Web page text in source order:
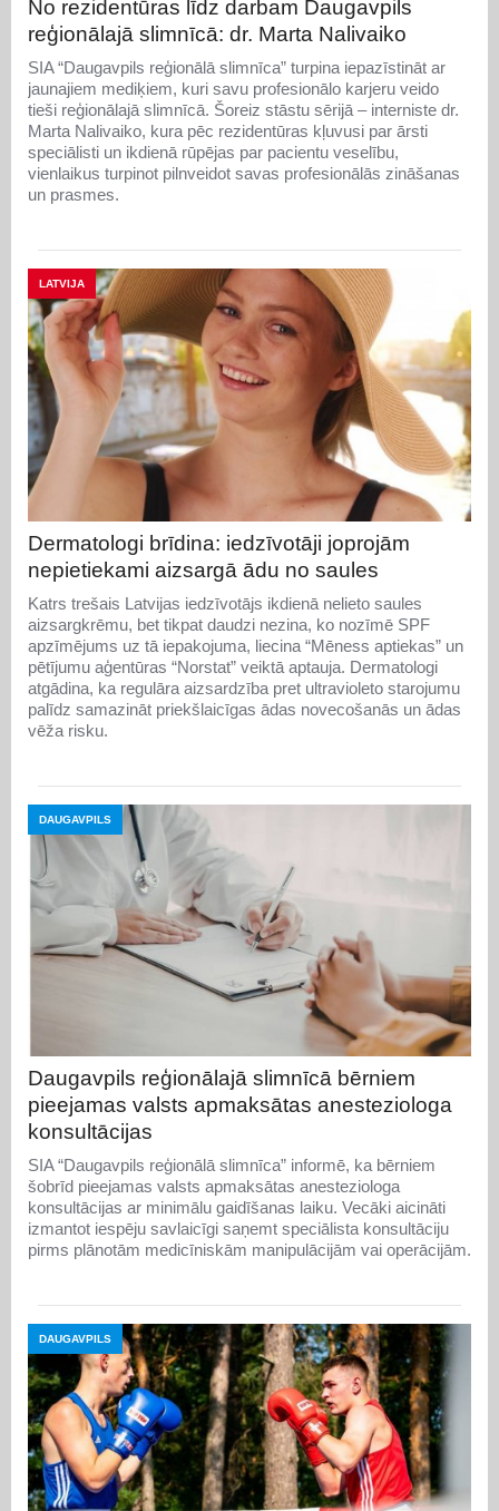
No rezidentūras līdz darbam Daugavpils
reģionālajā slimnīcā: dr. Marta Nalivaiko
SIA “Daugavpils reģionālā slimnīca” turpina iepazīstināt ar
jaunajiem mediķiem, kuri savu profesionālo karjeru veido
tieši reģionālajā slimnīcā. Šoreiz stāstu sērijā – interniste dr.
Marta Nalivaiko, kura pēc rezidentūras kļuvusi par ārsti
speciālisti un ikdienā rūpējas par pacientu veselību,
vienlaikus turpinot pilnveidot savas profesionālās zināšanas
un prasmes.
LATVIJA
Dermatologi brīdina: iedzīvotāji joprojām
nepietiekami aizsargā ādu no saules
Katrs trešais Latvijas iedzīvotājs ikdienā nelieto saules
aizsargkrēmu, bet tikpat daudzi nezina, ko nozīmē SPF
apzīmējums uz tā iepakojuma, liecina “Mēness aptiekas” un
pētījumu aģentūras “Norstat” veiktā aptauja. Dermatologi
atgādina, ka regulāra aizsardzība pret ultravioleto starojumu
palīdz samazināt priekšlaicīgas ādas novecošanās un ādas
vēža risku.
DAUGAVPILS
Daugavpils reģionālajā slimnīcā bērniem
pieejamas valsts apmaksātas anesteziologa
konsultācijas
SIA “Daugavpils reģionālā slimnīca” informē, ka bērniem
šobrīd pieejamas valsts apmaksātas anesteziologa
konsultācijas ar minimālu gaidīšanas laiku. Vecāki aicināti
izmantot iespēju savlaicīgi saņemt speciālista konsultāciju
pirms plānotām medicīniskām manipulācijām vai operācijām.
DAUGAVPILS